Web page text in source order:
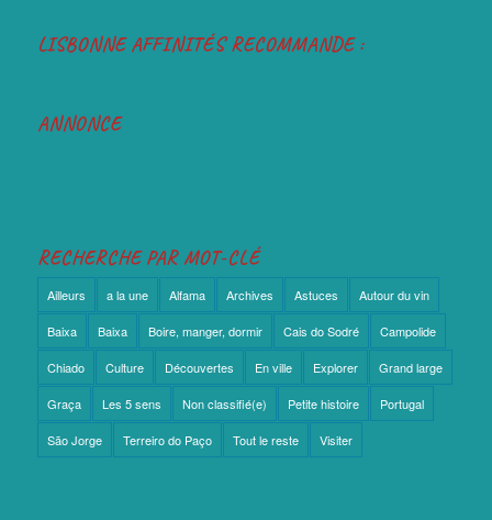
LISBONNE AFFINITÉS RECOMMANDE :
ANNONCE
RECHERCHE PAR MOT-CLÉ
Ailleurs a la une Alfama Archives Astuces Autour du vin
Baixa Baixa Boire, manger, dormir Cais do Sodré Campolide
Chiado Culture Découvertes En ville Explorer Grand large
Graça Les 5 sens Non classifié(e) Petite histoire Portugal
São Jorge Terreiro do Paço Tout le reste Visiter